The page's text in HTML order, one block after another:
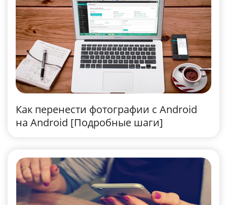
Как перенести фотографии с Android
на Android [Подробные шаги]